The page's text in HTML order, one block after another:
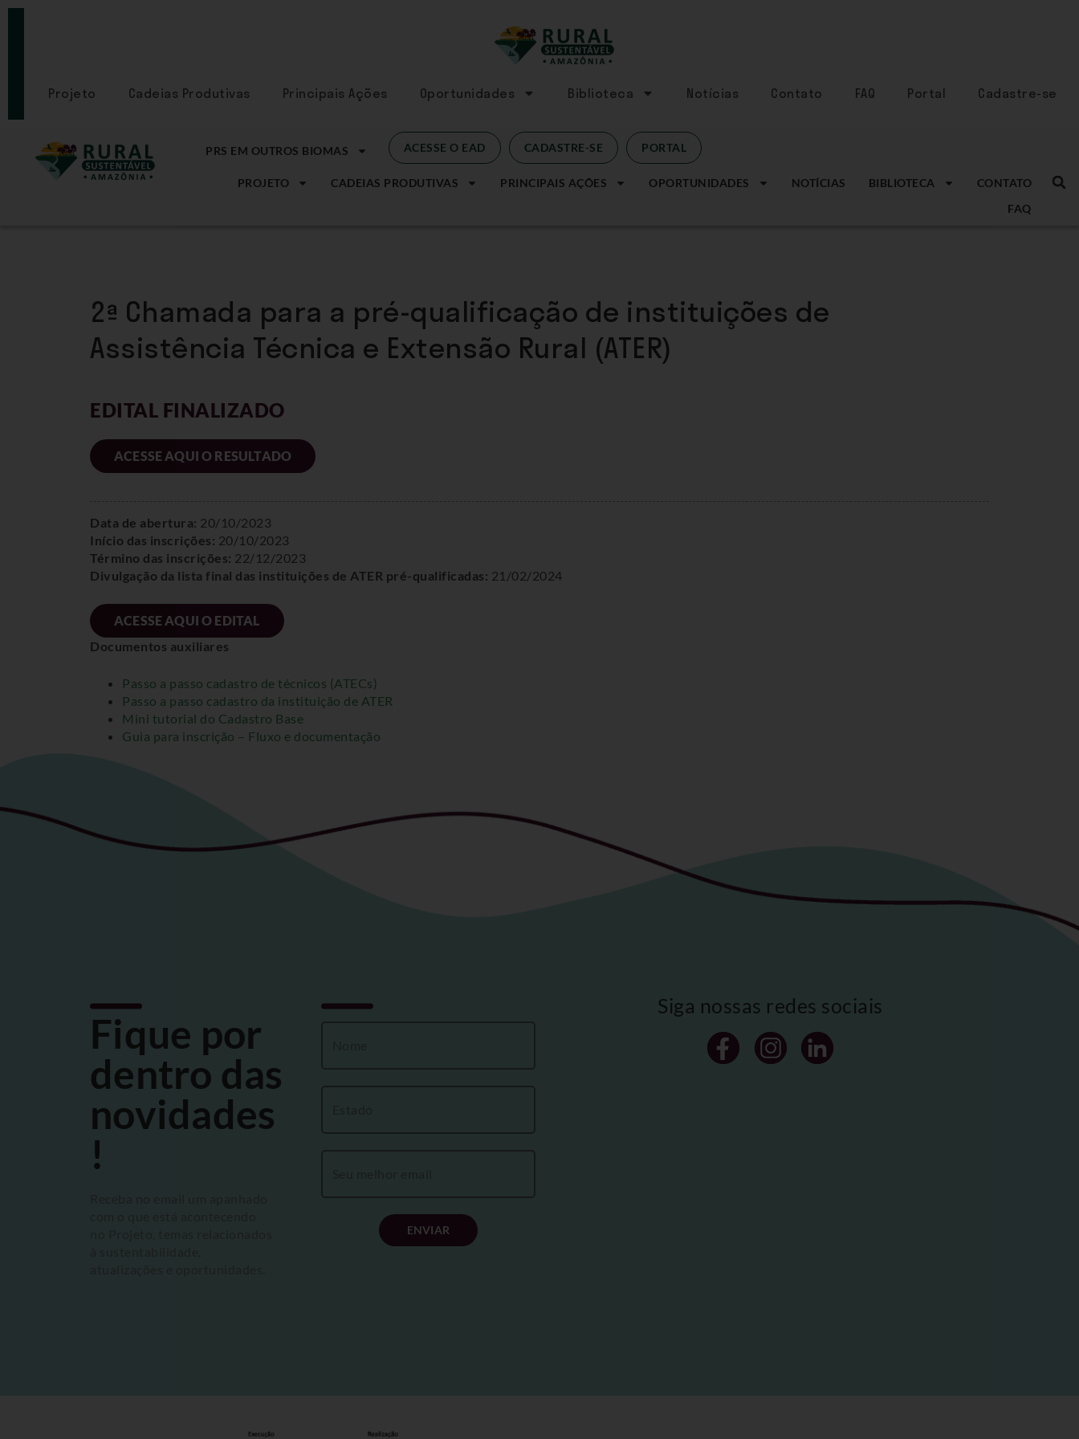
SE
Projeto Cadeias Produtivas Principais Ações Oportunidades Biblioteca Notícias Contato FAQ Portal Cadastre-se
PRS EM OUTROS BIOMAS ACESSE O EAD CADASTRE-SE PORTAL
PROJETO CADEIAS PRODUTIVAS PRINCIPAIS AÇÕES OPORTUNIDADES NOTÍCIAS BIBLIOTECA
CONTATO
FAQ
2ª Chamada para a pré-qualificação de instituições de
Assistência Técnica e Extensão Rural (ATER)
EDITAL FINALIZADO
ACESSE AQUI O RESULTADO
Data de abertura: 20/10/2023
Início das inscrições: 20/10/2023
Término das inscrições: 22/12/2023
Divulgação da lista final das instituições de ATER pré-qualificadas: 21/02/2024
ACESSE AQUI O EDITAL
Documentos auxiliares
Passo a passo cadastro de técnicos (ATECs)
Passo a passo cadastro da instituição de ATER
Mini tutorial do Cadastro Base
Guia para inscrição – Fluxo e documentação
Fique por
dentro das
novidades
!
ENVIAR
Siga nossas redes sociais